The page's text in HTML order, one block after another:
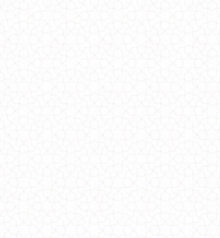
750.00грн.
Черная зимняя куртка женская длинная
1060.00грн.